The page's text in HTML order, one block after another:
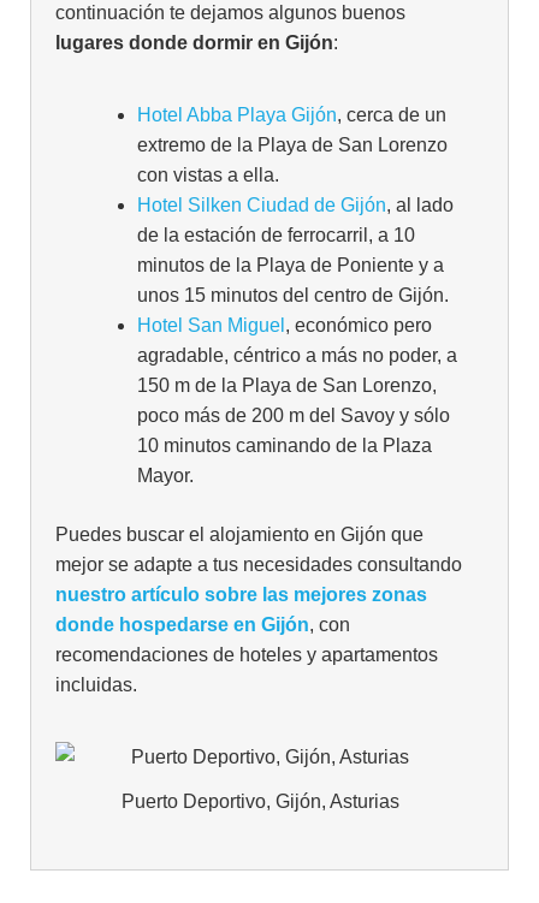
continuación te dejamos algunos buenos
lugares donde dormir en Gijón:
Hotel Abba Playa Gijón, cerca de un
extremo de la Playa de San Lorenzo
con vistas a ella.
Hotel Silken Ciudad de Gijón, al lado
de la estación de ferrocarril, a 10
minutos de la Playa de Poniente y a
unos 15 minutos del centro de Gijón.
Hotel San Miguel , económico pero
agradable, céntrico a más no poder, a
150 m de la Playa de San Lorenzo,
poco más de 200 m del Savoy y sólo
10 minutos caminando de la Plaza
Mayor.
Puedes buscar el alojamiento en Gijón que
mejor se adapte a tus necesidades consultando
nuestro artículo sobre las mejores zonas
donde hospedarse en Gijón, con
recomendaciones de hoteles y apartamentos
incluidas.
Puerto Deportivo, Gijón, Asturias